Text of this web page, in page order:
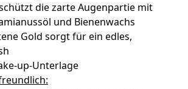
die zarte Augenpartie mit
und Bienenwachs
Gold sorgt für ein edles,
up-Unterlage